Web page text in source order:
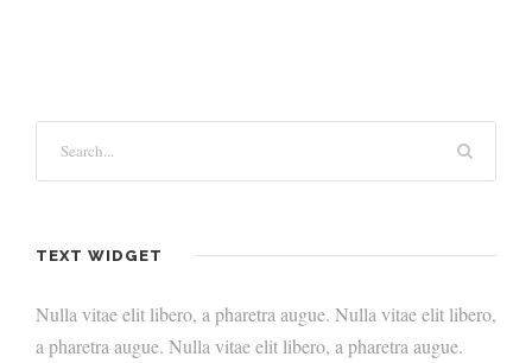
TEXT WIDGET
Nulla vitae elit libero, a pharetra augue. Nulla vitae elit libero,
a pharetra augue. Nulla vitae elit libero, a pharetra augue.